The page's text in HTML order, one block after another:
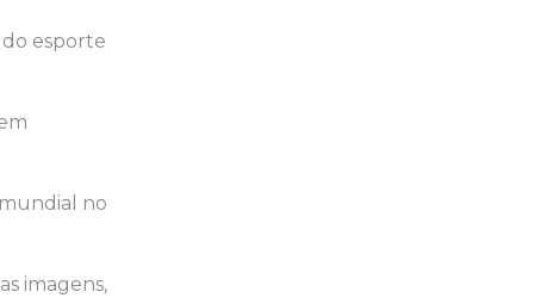
esporte
no
imagens,